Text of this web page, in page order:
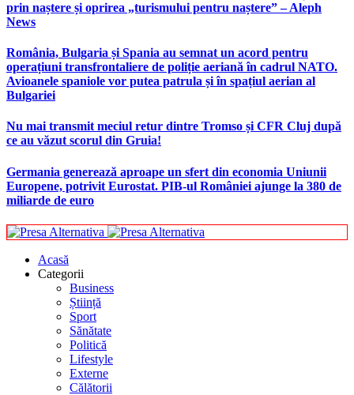
prin naștere și oprirea „turismului pentru naștere” – Aleph
News
România, Bulgaria și Spania au semnat un acord pentru
operațiuni transfrontaliere de poliție aeriană în cadrul NATO.
Avioanele spaniole vor putea patrula și în spațiul aerian al
Bulgariei
Nu mai transmit meciul retur dintre Tromso și CFR Cluj după
ce au văzut scorul din Gruia!
Germania generează aproape un sfert din economia Uniunii
Europene, potrivit Eurostat. PIB-ul României ajunge la 380 de
miliarde de euro
Acasă
Categorii
Business
Știință
Sport
Sănătate
Politică
Lifestyle
Externe
Călătorii